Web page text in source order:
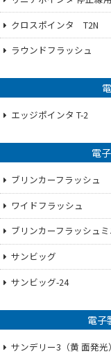
クロスポインタ T2N
ラウンドフラッシュ
エッジポインタ T-2
電
ブリンカーフラッシュ
ワイドフラッシュ
ブリンカーフラッシュミ
サンビッグ
サンビッグ-24
電子
サンデリー3（黄 面発光）